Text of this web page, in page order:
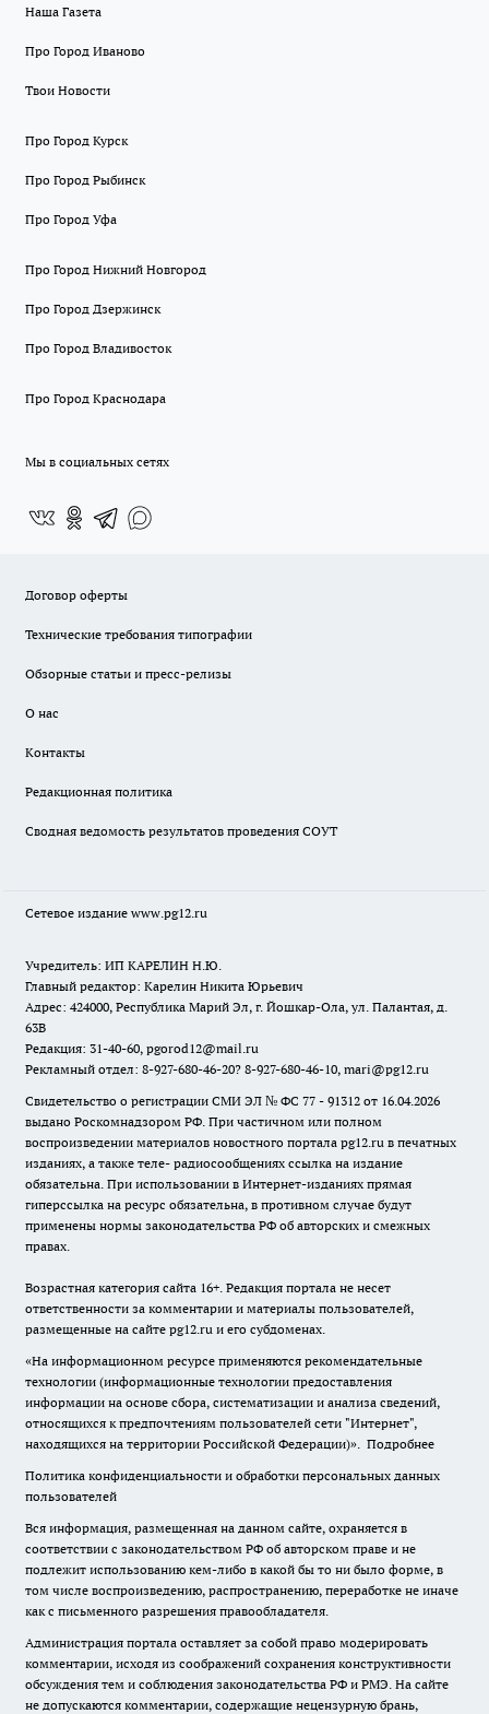
Наша Газета
Про Город Иваново
Твои Новости
Про Город Курск
Про Город Рыбинск
Про Город Уфа
Про Город Нижний Новгород
Про Город Дзержинск
Про Город Владивосток
Про Город Краснодара
Мы в социальных сетях
Договор оферты
Технические требования типографии
Обзорные статьи и пресс-релизы
О нас
Контакты
Редакционная политика
Сводная ведомость результатов проведения СОУТ
Сетевое издание www.pg12.ru
Учредитель: ИП КАРЕЛИН Н.Ю.
Главный редактор: Карелин Никита Юрьевич
Адрес: 424000, Республика Марий Эл, г. Йошкар-Ола, ул. Палантая, д.
63В
Редакция: 31-40-60, pgorod12@mail.ru
Рекламный отдел: 8-927-680-46-20? 8-927-680-46-10, mari@pg12.ru
Свидетельство о регистрации СМИ ЭЛ № ФС 77 - 91312 от 16.04.2026
выдано Роскомнадзором РФ. При частичном или полном
воспроизведении материалов новостного портала pg12.ru в печатных
изданиях, а также теле- радиосообщениях ссылка на издание
обязательна. При использовании в Интернет-изданиях прямая
гиперссылка на ресурс обязательна, в противном случае будут
применены нормы законодательства РФ об авторских и смежных
правах.
Возрастная категория сайта 16+. Редакция портала не несет
ответственности за комментарии и материалы пользователей,
размещенные на сайте pg12.ru и его субдоменах.
«На информационном ресурсе применяются рекомендательные
технологии (информационные технологии предоставления
информации на основе сбора, систематизации и анализа сведений,
относящихся к предпочтениям пользователей сети "Интернет",
находящихся на территории Российской Федерации)». Подробнее
Политика конфиденциальности и обработки персональных данных
пользователей
Вся информация, размещенная на данном сайте, охраняется в
соответствии с законодательством РФ об авторском праве и не
подлежит использованию кем-либо в какой бы то ни было форме, в
том числе воспроизведению, распространению, переработке не иначе
как с письменного разрешения правообладателя.
Администрация портала оставляет за собой право модерировать
комментарии, исходя из соображений сохранения конструктивности
обсуждения тем и соблюдения законодательства РФ и РМЭ. На сайте
не допускаются комментарии, содержащие нецензурную брань,